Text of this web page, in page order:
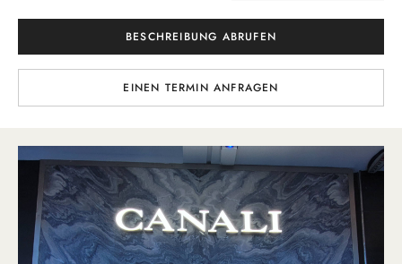
BESCHREIBUNG ABRUFEN
EINEN TERMIN ANFRAGEN